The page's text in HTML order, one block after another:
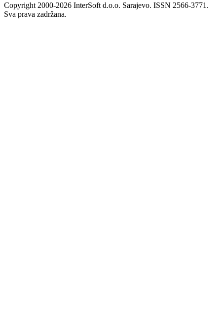
Copyright 2000-2026 InterSoft d.o.o. Sarajevo. ISSN 2566-3771.
Sva prava zadržana.